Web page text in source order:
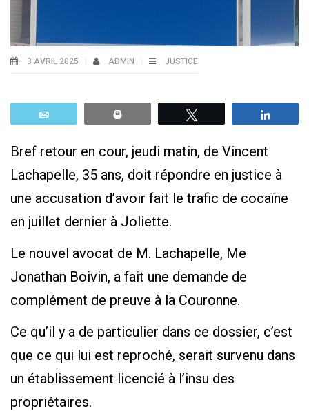
3 AVRIL 2025 ADMIN JUSTICE
Bref retour en cour, jeudi matin, de Vincent
Lachapelle, 35 ans, doit répondre en justice à
une accusation d’avoir fait le trafic de cocaïne
en juillet dernier à Joliette.
Le nouvel avocat de M. Lachapelle, Me
Jonathan Boivin, a fait une demande de
complément de preuve à la Couronne.
Ce qu’il y a de particulier dans ce dossier, c’est
que ce qui lui est reproché, serait survenu dans
un établissement licencié à l’insu des
propriétaires.